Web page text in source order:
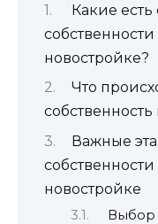
Какие
новостройке?
Что
Важные
новостройке
Выбор